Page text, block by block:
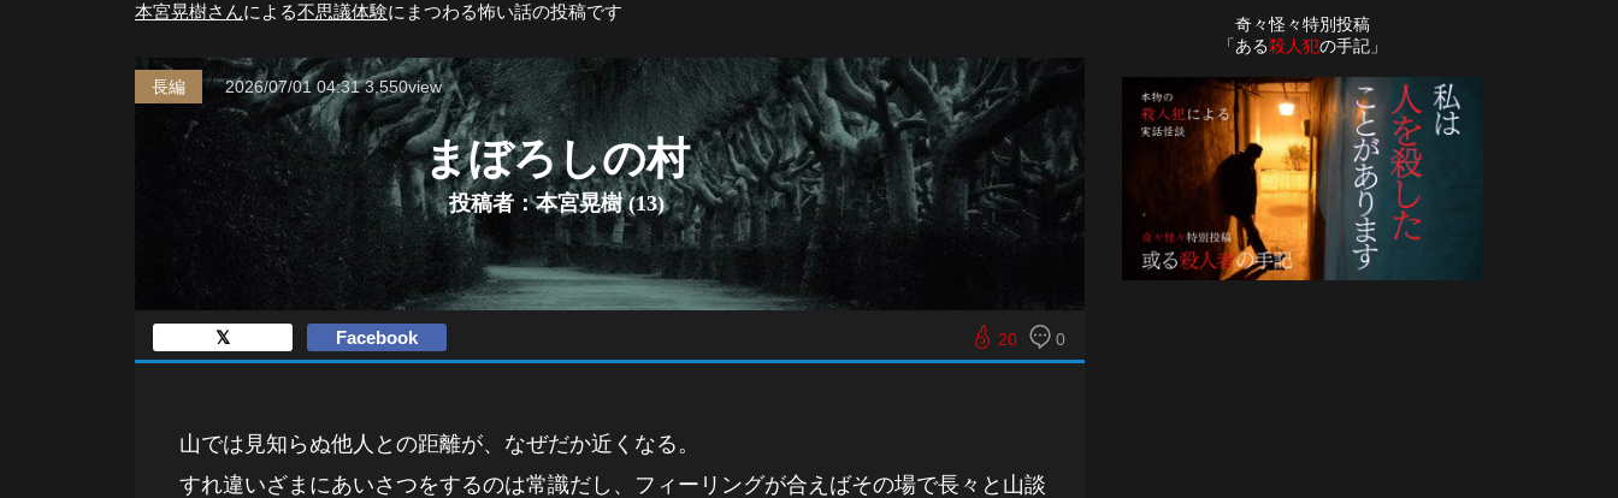
奇々怪々特別投稿
「ある殺人犯の手記」
本宮晃樹さんによる不思議体験にまつわる怖い話の投稿です
まぼろしの村
投稿者：本宮晃樹 (13)
長編 2026/07/01 04:31 3,550view
20 0
𝕏 Facebook
山では見知らぬ他人との距離が、なぜだか近くなる。
すれ違いざまにあいさつをするのは常識だし、フィーリングが合えばその場で長々と山談